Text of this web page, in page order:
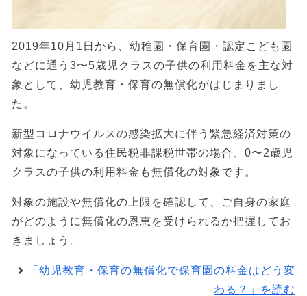
2019年10月1日から、幼稚園・保育園・認定こども園
などに通う3〜5歳児クラスの子供の利用料金を主な対
象として、幼児教育・保育の無償化がはじまりまし
た。
新型コロナウイルスの感染拡大に伴う緊急経済対策の
対象になっている住民税非課税世帯の場合、0〜2歳児
クラスの子供の利用料金も無償化の対象です。
対象の施設や無償化の上限を確認して、ご自身の家庭
がどのように無償化の恩恵を受けられるか把握してお
きましょう。
「幼児教育・保育の無償化で保育園の料金はどう変
わる？」を読む